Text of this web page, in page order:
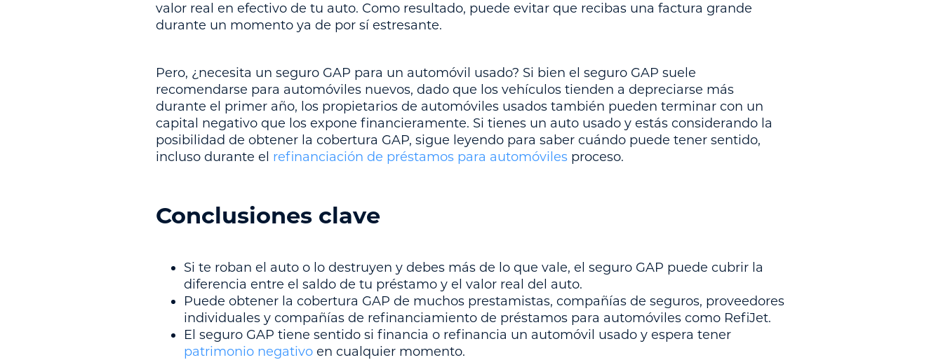
valor real en efectivo de tu auto. Como resultado, puede evitar que recibas una factura grande
durante un momento ya de por sí estresante.
Pero, ¿necesita un seguro GAP para un automóvil usado? Si bien el seguro GAP suele
recomendarse para automóviles nuevos, dado que los vehículos tienden a depreciarse más
durante el primer año, los propietarios de automóviles usados también pueden terminar con un
capital negativo que los expone financieramente. Si tienes un auto usado y estás considerando la
posibilidad de obtener la cobertura GAP, sigue leyendo para saber cuándo puede tener sentido,
incluso durante el refinanciación de préstamos para automóviles proceso.
Conclusiones clave
Si te roban el auto o lo destruyen y debes más de lo que vale, el seguro GAP puede cubrir la
diferencia entre el saldo de tu préstamo y el valor real del auto.
Puede obtener la cobertura GAP de muchos prestamistas, compañías de seguros, proveedores
individuales y compañías de refinanciamiento de préstamos para automóviles como RefiJet.
El seguro GAP tiene sentido si financia o refinancia un automóvil usado y espera tener
patrimonio negativo en cualquier momento.